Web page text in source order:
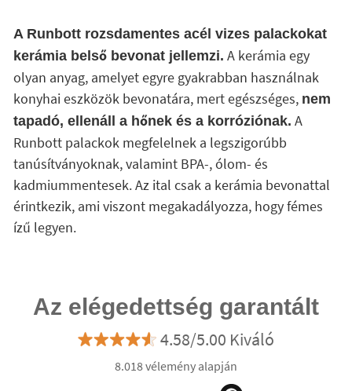
A Runbott rozsdamentes acél vizes palackokat
kerámia belső bevonat jellemzi. A kerámia egy
olyan anyag, amelyet egyre gyakrabban használnak
konyhai eszközök bevonatára, mert egészséges, nem
tapadó, ellenáll a hőnek és a korróziónak. A
Runbott palackok megfelelnek a legszigorúbb
tanúsítványoknak, valamint BPA-, ólom- és
kadmiummentesek. Az ital csak a kerámia bevonattal
érintkezik, ami viszont megakadályozza, hogy fémes
ízű legyen.
Az elégedettség garantált
4.58/5.00 Kiváló
8.018 vélemény alapján